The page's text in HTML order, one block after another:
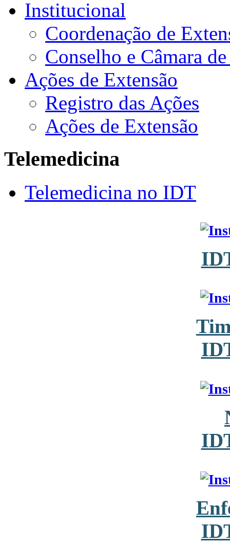
Institucional
Coordenação de
Conselho e Câmara
Ações de Extensão
Registro das Ações
Ações de Extensão
Telemedicina
Telemedicina no IDT